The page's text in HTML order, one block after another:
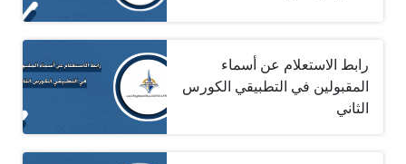
رابط الاستعلام عن أسماء
المقبولين في التطبيقي الكورس
الثاني